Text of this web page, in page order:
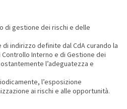
di gestione dei rischi e delle
di indirizzo definite dal CdA curando la
Interno e di Gestione dei
l’adeguatezza e
l’esposizione
ai rischi e alle opportunità.